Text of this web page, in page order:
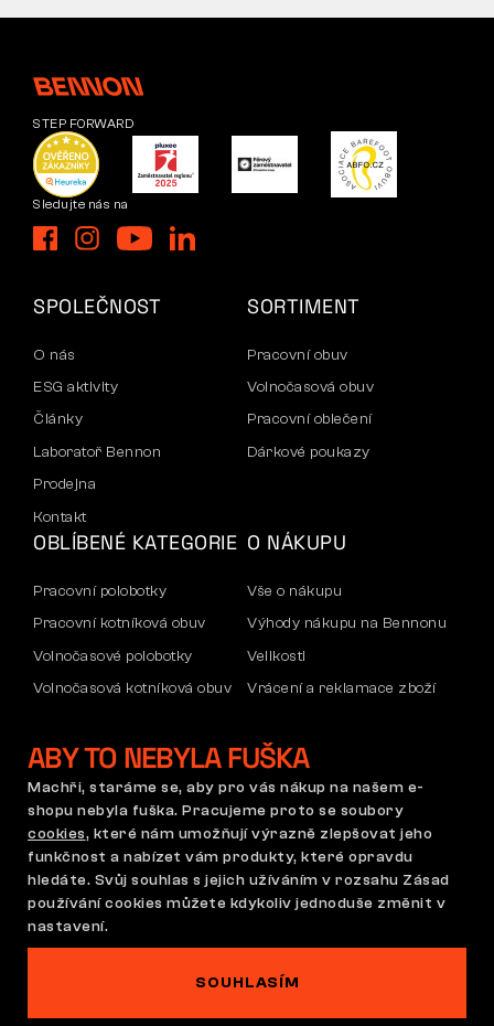
STEP FORWARD
Sledujte nás na
SPOLEČNOST
O nás
ESG aktivity
Články
Laboratoř Bennon
Prodejna
Kontakt
SORTIMENT
Pracovní obuv
Volnočasová obuv
Pracovní oblečení
Dárkové poukazy
OBLÍBENÉ KATEGORIE
Pracovní polobotky
Pracovní kotníková obuv
Volnočasové polobotky
Volnočasová kotníková obuv
Mikiny
O NÁKUPU
Vše o nákupu
Výhody nákupu na Bennonu
Velikosti
Vrácení a reklamace zboží
Firemní účet
Reklamace a záruka
Obchodní podmínky
Reklamační řád
Nastavení cookies
GDPR
ABY TO NEBYLA FUŠKA
Machři, staráme se, aby pro vás nákup na našem e-
shopu nebyla fuška. Pracujeme proto se soubory
cookies, které nám umožňují výrazně zlepšovat jeho
funkčnost a nabízet vám produkty, které opravdu
hledáte. Svůj souhlas s jejich užíváním v rozsahu Zásad
používání cookies můžete kdykoliv jednoduše změnit v
nastavení.
SOUHLASÍM